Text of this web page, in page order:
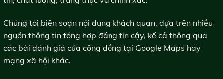
Chúng tôi biên soạn nội dung khách quan, dựa trên nhiều
nguồn thông tin tổng hợp đáng tin cậy, kể cả thông qua
các bài đánh giá của cộng đồng tại Google Maps hay
mạng xã hội khác.